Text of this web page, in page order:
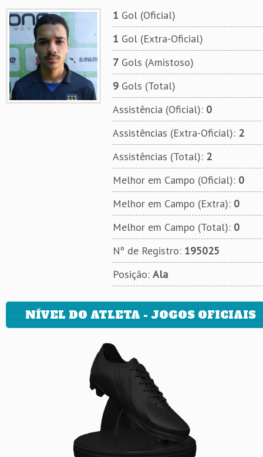
1 Gol (Oficial)
1 Gol (Extra-Oficial)
7Gols (Amistoso)
9Gols (Total)
Assistência (Oficial): 0
Assistências (Extra-Oficial): 2
Assistências (Total): 2
Melhor em Campo (Oficial): 0
Melhor em Campo (Extra): 0
Melhor em Campo (Total): 0
Nº de Registro: 195025
Posição: Ala
NÍVEL DO ATLETA - JOGOS OFICIAIS